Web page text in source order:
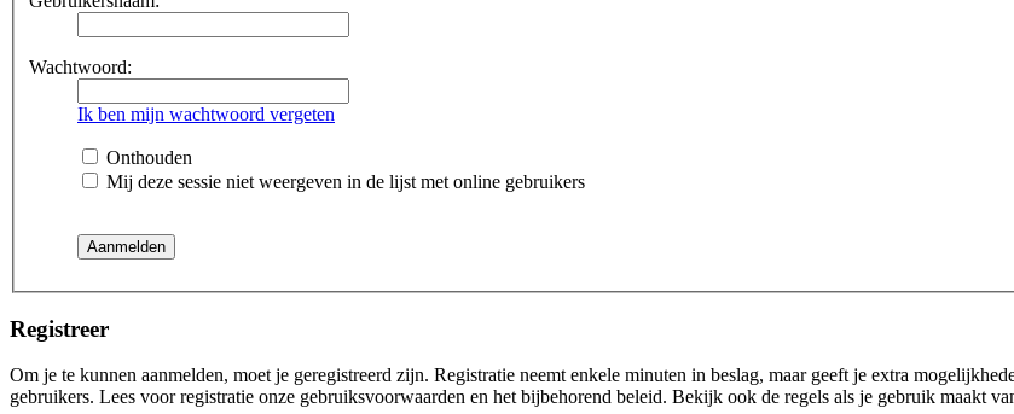
Wachtwoord:
Ik ben mijn wachtwoord vergeten
Onthouden
Mij deze sessie niet weergeven in de lijst met online gebruikers
Registreer
Om je te kunnen aanmelden, moet je geregistreerd zijn. Registratie neemt enkele minuten in beslag, maar geeft je extra
gebruikers. Lees voor registratie onze gebruiksvoorwaarden en het bijbehorend beleid. Bekijk ook de regels als je gebruik maakt